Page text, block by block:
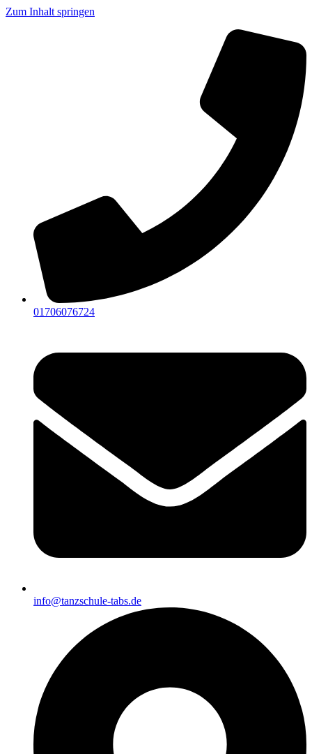
Zum Inhalt springen
01706076724
info@tanzschule-tabs.de